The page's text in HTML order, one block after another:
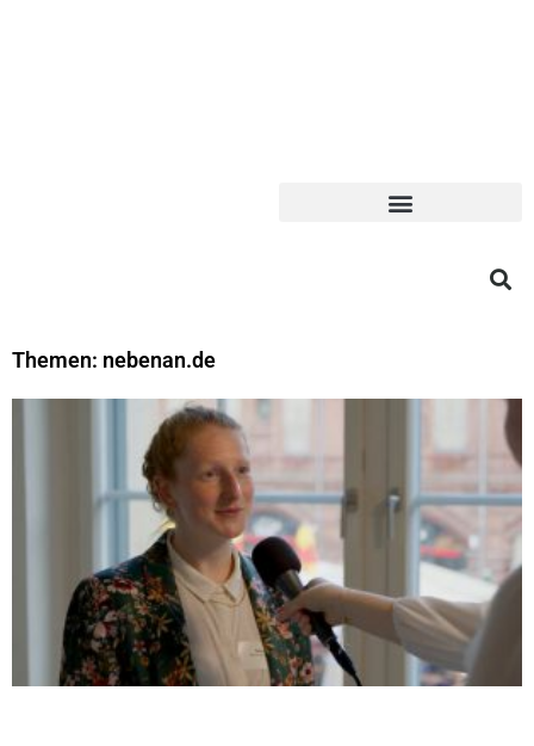
Themen: nebenan.de